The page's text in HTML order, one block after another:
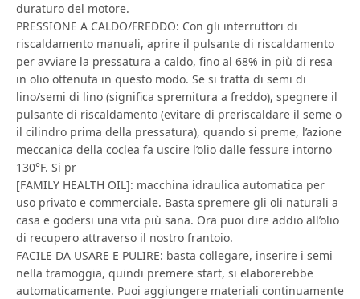
duraturo del motore.
PRESSIONE A CALDO/FREDDO: Con gli interruttori di
riscaldamento manuali, aprire il pulsante di riscaldamento
per avviare la pressatura a caldo, fino al 68% in più di resa
in olio ottenuta in questo modo. Se si tratta di semi di
lino/semi di lino (significa spremitura a freddo), spegnere il
pulsante di riscaldamento (evitare di preriscaldare il seme o
il cilindro prima della pressatura), quando si preme, l’azione
meccanica della coclea fa uscire l’olio dalle fessure intorno
130°F. Si pr
[FAMILY HEALTH OIL]: macchina idraulica automatica per
uso privato e commerciale. Basta spremere gli oli naturali a
casa e godersi una vita più sana. Ora puoi dire addio all’olio
di recupero attraverso il nostro frantoio.
FACILE DA USARE E PULIRE: basta collegare, inserire i semi
nella tramoggia, quindi premere start, si elaborerebbe
automaticamente. Puoi aggiungere materiali continuamente